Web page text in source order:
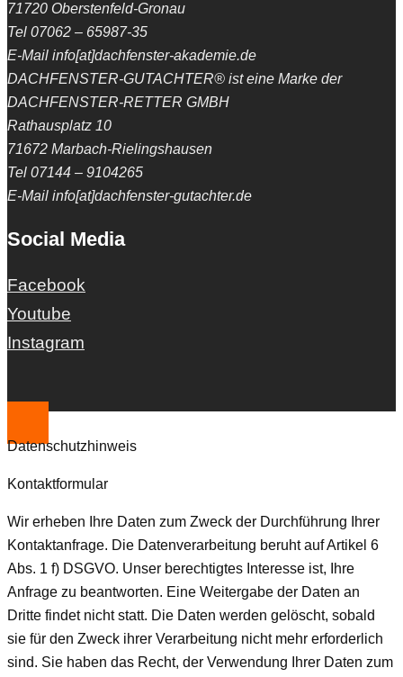
71720 Oberstenfeld-Gronau
Tel 07062 – 65987-35
E-Mail info[at]dachfenster-akademie.de
DACHFENSTER-GUTACHTER® ist eine Marke der
DACHFENSTER-RETTER GMBH
Rathausplatz 10
71672 Marbach-Rielingshausen
Tel 07144 – 9104265
E-Mail info[at]dachfenster-gutachter.de
Social Media
Facebook
Youtube
Instagram
Datenschutzhinweis
Kontaktformular
Wir erheben Ihre Daten zum Zweck der Durchführung Ihrer
Kontaktanfrage. Die Datenverarbeitung beruht auf Artikel 6
Abs. 1 f) DSGVO. Unser berechtigtes Interesse ist, Ihre
Anfrage zu beantworten. Eine Weitergabe der Daten an
Dritte findet nicht statt. Die Daten werden gelöscht, sobald
sie für den Zweck ihrer Verarbeitung nicht mehr erforderlich
sind. Sie haben das Recht, der Verwendung Ihrer Daten zum